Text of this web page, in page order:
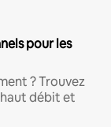
pour les
? Trouvez
débit et